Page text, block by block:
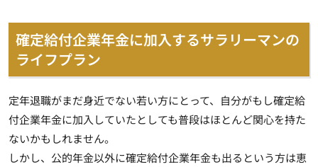
確定給付企業年金に加入するサラリーマンの
ライフプラン
定年退職がまだ身近でない若い方にとって、自分がもし確定給
付企業年金に加入していたとしても普段はほとんど関心を持た
ないかもしれません。
しかし、公的年金以外に確定給付企業年金も出るという方は恵